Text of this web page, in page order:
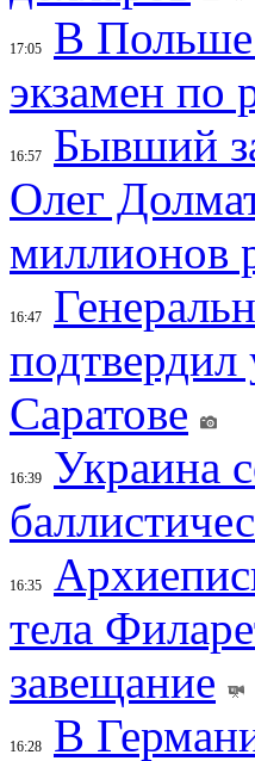
17:05
В Польше
экзамен по
16:57
Бывший
Олег
миллионов
16:47
Саратове
16:39
Украина
16:35
тела
завещание
16:28 В